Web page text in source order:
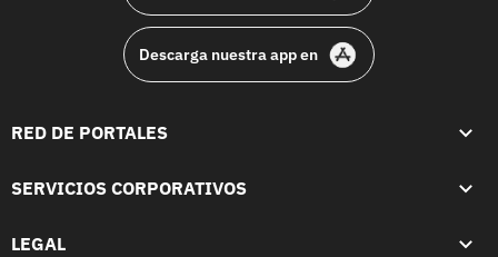
Descarga nuestra app en
RED DE PORTALES
SERVICIOS CORPORATIVOS
LEGAL